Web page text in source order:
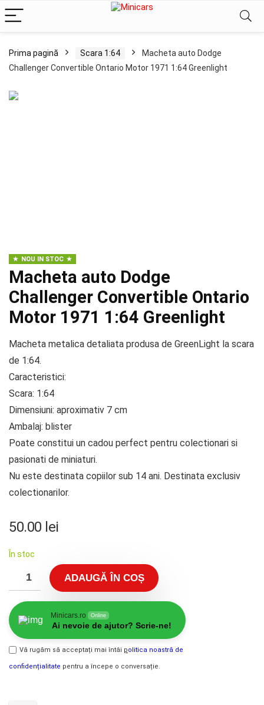
Prima pagină Scara 1:64
Macheta auto Dodge
Challenger Convertible Ontario Motor 1971 1:64 Greenlight
NOU IN STOC
Macheta auto Dodge
Challenger Convertible Ontario
Motor 1971 1:64 Greenlight
Macheta metalica detaliata produsa de GreenLight la scara
de 1:64.
Caracteristici:
Scara: 1:64
Dimensiuni: aproximativ 7 cm
Ambalaj: blister
Poate constitui un cadou perfect pentru colectionari si
pasionati de miniaturi.
Nu este destinata copiilor sub 14 ani. Destinata exclusiv
colectionarilor.
50.00 lei
În stoc
ADAUGĂ ÎN COȘ
Minicars.ro Online
Ai nevoie de ajutor? Scrie-ne!
Vă rugăm să acceptați mai întâi politica noastră de
confidențialitate pentru a începe o conversație.